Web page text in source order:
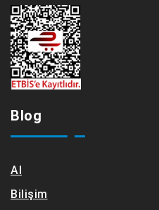
Blog
AI
Bilişim